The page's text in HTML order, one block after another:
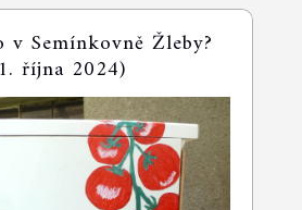
v Semínkovně Žleby?
října 2024)